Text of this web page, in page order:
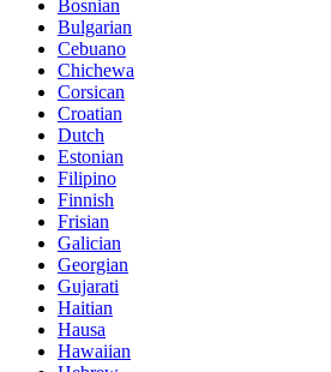
Bosnian
Bulgarian
Cebuano
Chichewa
Corsican
Croatian
Dutch
Estonian
Filipino
Finnish
Frisian
Galician
Georgian
Gujarati
Haitian
Hausa
Hawaiian